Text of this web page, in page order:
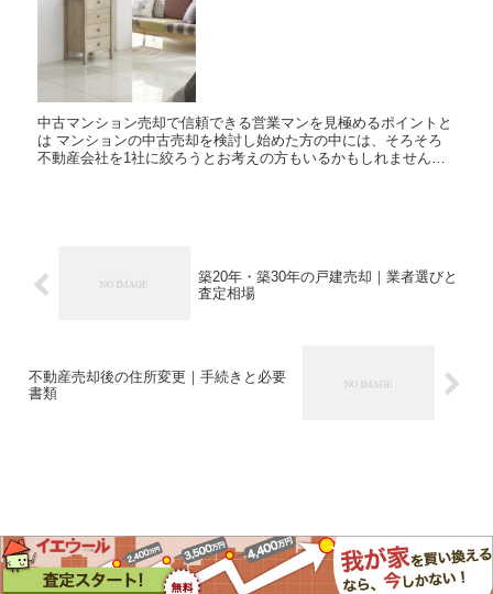
中古マンション売却で信頼できる営業マンを見極めるポイントと
は マンションの中古売却を検討し始めた方の中には、そろそろ
不動産会社を1社に絞ろうとお考えの方もいるかもしれません。
築20年・築30年の戸建売却｜業者選びと
査定相場
不動産売却後の住所変更｜手続きと必要
書類